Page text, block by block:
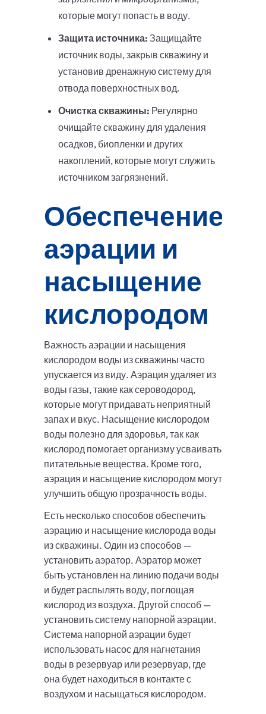
которые могут попасть в воду.
Защита источника: Защищайте
источник воды, закрыв скважину и
установив дренажную систему для
отвода поверхностных вод.
Очистка скважины: Регулярно
очищайте скважину для удаления
осадков, биопленки и других
накоплений, которые могут служить
источником загрязнений.
Обеспечение
аэрации и
насыщение
кислородом
Важность аэрации и насыщения
кислородом воды из скважины часто
упускается из виду. Аэрация удаляет из
воды газы, такие как сероводород,
которые могут придавать неприятный
запах и вкус. Насыщение кислородом
воды полезно для здоровья, так как
кислород помогает организму усваивать
питательные вещества. Кроме того,
аэрация и насыщение кислородом могут
улучшить общую прозрачность воды.
Есть несколько способов обеспечить
аэрацию и насыщение кислорода воды
из скважины. Один из способов —
установить аэратор. Аэратор может
быть установлен на линию подачи воды
и будет распылять воду, поглощая
кислород из воздуха. Другой способ —
установить систему напорной аэрации.
Система напорной аэрации будет
использовать насос для нагнетания
воды в резервуар или резервуар, где
она будет находиться в контакте с
воздухом и насыщаться кислородом.